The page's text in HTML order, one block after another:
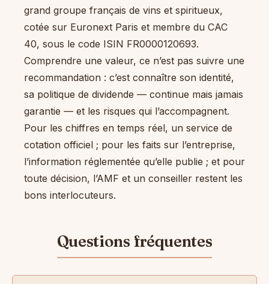
grand groupe français de vins et spiritueux,
cotée sur Euronext Paris et membre du CAC
40, sous le code ISIN FR0000120693.
Comprendre une valeur, ce n’est pas suivre une
recommandation : c’est connaître son identité,
sa politique de dividende — continue mais jamais
garantie — et les risques qui l’accompagnent.
Pour les chiffres en temps réel, un service de
cotation officiel ; pour les faits sur l’entreprise,
l’information réglementée qu’elle publie ; et pour
toute décision, l’AMF et un conseiller restent les
bons interlocuteurs.